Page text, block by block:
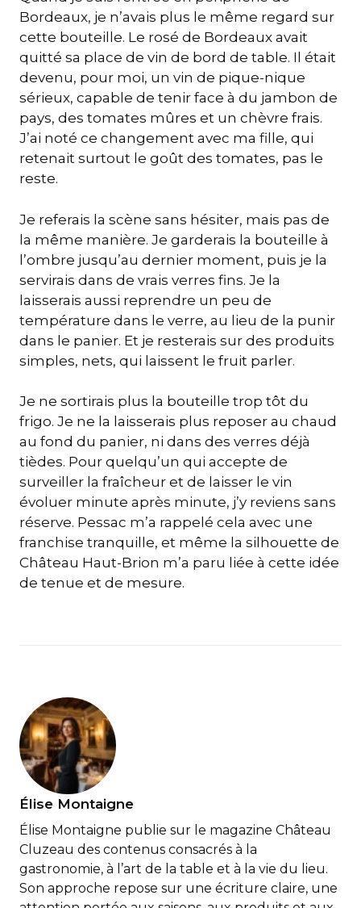
Bordeaux, je n’avais plus le même regard sur
cette bouteille. Le rosé de Bordeaux avait
quitté sa place de vin de bord de table. Il était
devenu, pour moi, un vin de pique-nique
sérieux, capable de tenir face à du jambon de
pays, des tomates mûres et un chèvre frais.
J’ai noté ce changement avec ma fille, qui
retenait surtout le goût des tomates, pas le
reste.
Je referais la scène sans hésiter, mais pas de
la même manière. Je garderais la bouteille à
l’ombre jusqu’au dernier moment, puis je la
servirais dans de vrais verres fins. Je la
laisserais aussi reprendre un peu de
température dans le verre, au lieu de la punir
dans le panier. Et je resterais sur des produits
simples, nets, qui laissent le fruit parler.
Je ne sortirais plus la bouteille trop tôt du
frigo. Je ne la laisserais plus reposer au chaud
au fond du panier, ni dans des verres déjà
tièdes. Pour quelqu’un qui accepte de
surveiller la fraîcheur et de laisser le vin
évoluer minute après minute, j’y reviens sans
réserve. Pessac m’a rappelé cela avec une
franchise tranquille, et même la silhouette de
Château Haut-Brion m’a paru liée à cette idée
de tenue et de mesure.
Élise Montaigne
Élise Montaigne publie sur le magazine Château
Cluzeau des contenus consacrés à la
gastronomie, à l’art de la table et à la vie du lieu.
Son approche repose sur une écriture claire, une